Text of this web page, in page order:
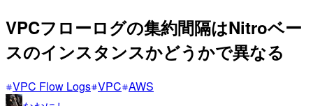
VPCフローログの集約間隔はNitroベー
スのインスタンスかどうかで異なる
VPC Flow Logs VPC AWS